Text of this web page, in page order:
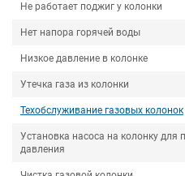
Не работает поджиг у колонки
Нет напора горячей воды
Низкое давление в колонке
Утечка газа из колонки
Техобслуживание газовых колонок
Установка насоса на колонку для
давления